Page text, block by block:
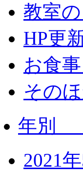
教室
HP
お
そ
年
2021